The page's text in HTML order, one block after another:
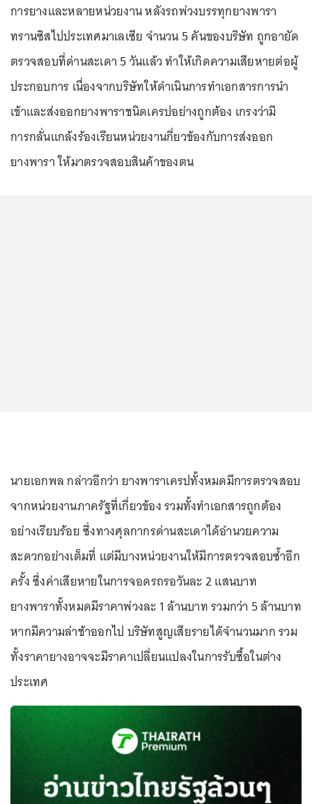
การยางและหลายหน่วยงาน หลังรถพ่วงบรรทุกยางพารา
ทรานซิสไปประเทศมาเลเซีย จำนวน 5 คันของบริษัท ถูกอายัด
ตรวจสอบที่ด่านสะเดา 5 วันแล้ว ทำให้เกิดความเสียหายต่อผู้
ประกอบการ เนื่องจากบริษัทให้ดำเนินการทำเอกสารการนำ
เข้าและส่งออกยางพาราชนิดเครปอย่างถูกต้อง เกรงว่ามี
การกลั่นแกล้งร้องเรียนหน่วยงานกี่ยวข้องกับการส่งออก
ยางพารา ให้มาตรวจสอบสินค้าของตน
นายเอกพล กล่าวอีกว่า ยางพาราเครปทั้งหมดมีการตรวจสอบ
จากหน่วยงานภาครัฐที่เกี่ยวข้อง รวมทั้งทำเอกสารถูกต้อง
อย่างเรียบร้อย ซึ่งทางศุลกากรด่านสะเดาได้อำนวยความ
สะดวกอย่างเต็มที่ แต่มีบางหน่วยงานให้มีการตรวจสอบซ้ำอีก
ครั้ง ซึ่งค่าเสียหายในการจอดรถรอวันละ 2 แสนบาท
ยางพาราทั้งหมดมีราคาพ่วงละ 1 ล้านบาท รวมกว่า 5 ล้านบาท
หากมีความล่าช้าออกไป บริษัทสูญเสียรายได้จำนวนมาก รวม
ทั้งราคายางอาจจะมีราคาเปลี่ยนแปลงในการรับซื้อในต่าง
ประเทศ